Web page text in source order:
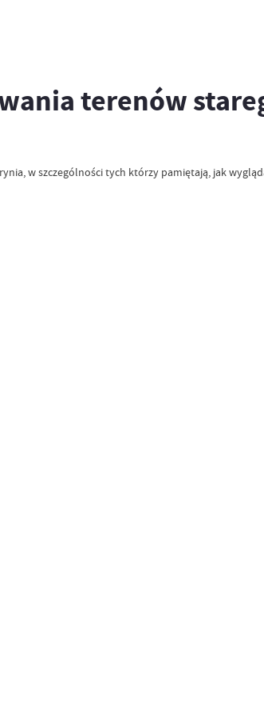
terenów
w szczególności tych którzy pamiętają, jak